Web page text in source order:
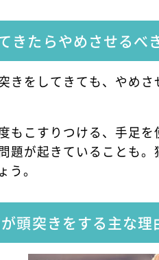
きたらやめさせるべ
きをしてきても、やめ
もこすりつける、手足
題が起きていることも
う。
頭突きをする主な理